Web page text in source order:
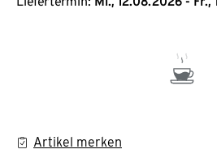
Artikel merken